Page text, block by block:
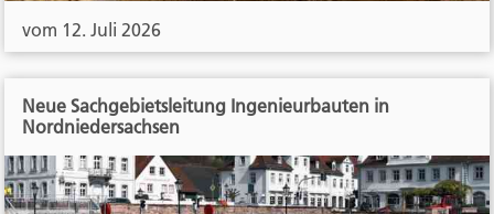
vom 12. Juli 2026
Neue Sachgebietsleitung Ingenieurbauten in
Nordniedersachsen